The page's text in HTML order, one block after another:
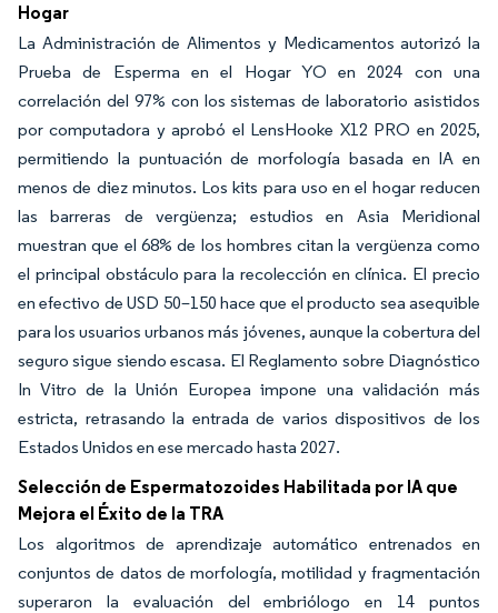
Hogar
La Administración de Alimentos y Medicamentos autorizó la
Prueba de Esperma en el Hogar YO en 2024 con una
correlación del 97% con los sistemas de laboratorio asistidos
por computadora y aprobó el LensHooke X12 PRO en 2025,
permitiendo la puntuación de morfología basada en IA en
menos de diez minutos. Los kits para uso en el hogar reducen
las barreras de vergüenza; estudios en Asia Meridional
muestran que el 68% de los hombres citan la vergüenza como
el principal obstáculo para la recolección en clínica. El precio
en efectivo de USD 50–150 hace que el producto sea asequible
para los usuarios urbanos más jóvenes, aunque la cobertura del
seguro sigue siendo escasa. El Reglamento sobre Diagnóstico
In Vitro de la Unión Europea impone una validación más
estricta, retrasando la entrada de varios dispositivos de los
Estados Unidos en ese mercado hasta 2027.
Selección de Espermatozoides Habilitada por IA que
Mejora el Éxito de la TRA
Los algoritmos de aprendizaje automático entrenados en
conjuntos de datos de morfología, motilidad y fragmentación
superaron la evaluación del embriólogo en 14 puntos